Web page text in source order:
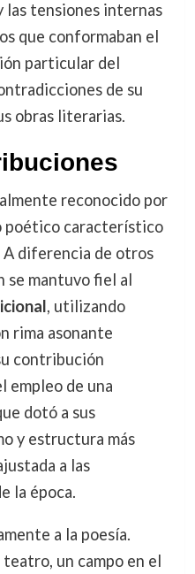
las tensiones internas
que conformaban el
particular del
de su
obras literarias.
reconocido por
poético característico
diferencia de otros
se mantuvo fiel al
, utilizando
rima asonante
contribución
empleo de una
dotó a sus
y estructura más
a las
la época.
a la poesía.
un campo en el